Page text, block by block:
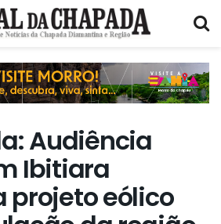
Audiência
Ibitiara
projeto eólico